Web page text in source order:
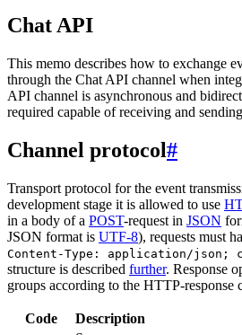
Chat API
This memo describes how to exchange
through the Chat API channel when
API channel is asynchronous and
required capable of receiving and
Channel protocol#
Transport protocol for the event
development stage it is allowed to use
in a body of a POST-request in JSON
JSON format is UTF-8), requests must
Content-Type: application/json;
structure is described further. Response
groups according to the HTTP-response
Code Description